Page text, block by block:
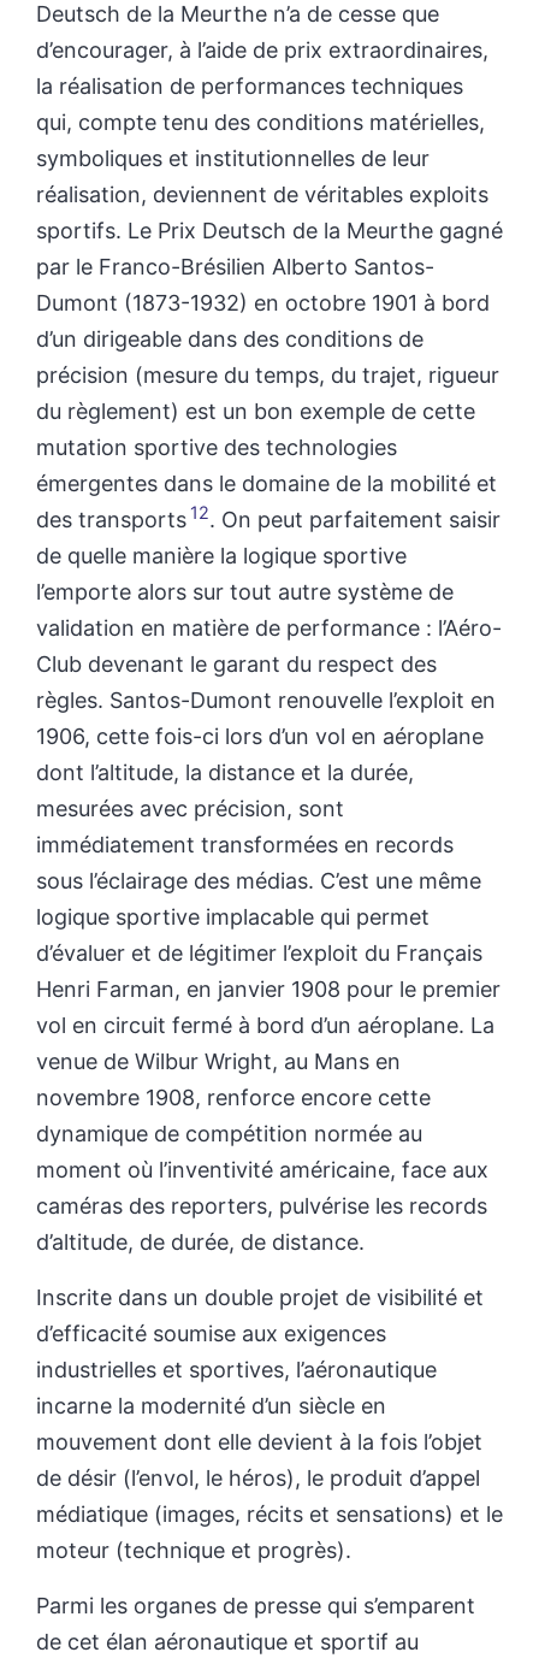
Deutsch de la Meurthe n’a de cesse que
d’encourager, à l’aide de prix extraordinaires,
la réalisation de performances techniques
qui, compte tenu des conditions matérielles,
symboliques et institutionnelles de leur
réalisation, deviennent de véritables exploits
sportifs. Le Prix Deutsch de la Meurthe gagné
par le Franco-Brésilien Alberto Santos-
Dumont (1873-1932) en octobre 1901 à bord
d’un dirigeable dans des conditions de
précision (mesure du temps, du trajet, rigueur
du règlement) est un bon exemple de cette
mutation sportive des technologies
émergentes dans le domaine de la mobilité et
des transports 12. On peut parfaitement saisir
de quelle manière la logique sportive
l’emporte alors sur tout autre système de
validation en matière de performance : l’Aéro-
Club devenant le garant du respect des
règles. Santos-Dumont renouvelle l’exploit en
1906, cette fois-ci lors d’un vol en aéroplane
dont l’altitude, la distance et la durée,
mesurées avec précision, sont
immédiatement transformées en records
sous l’éclairage des médias. C’est une même
logique sportive implacable qui permet
d’évaluer et de légitimer l’exploit du Français
Henri Farman, en janvier 1908 pour le premier
vol en circuit fermé à bord d’un aéroplane. La
venue de Wilbur Wright, au Mans en
novembre 1908, renforce encore cette
dynamique de compétition normée au
moment où l’inventivité américaine, face aux
caméras des reporters, pulvérise les records
d’altitude, de durée, de distance.
Inscrite dans un double projet de visibilité et
d’efficacité soumise aux exigences
industrielles et sportives, l’aéronautique
incarne la modernité d’un siècle en
mouvement dont elle devient à la fois l’objet
de désir (l’envol, le héros), le produit d’appel
médiatique (images, récits et sensations) et le
moteur (technique et progrès).
Parmi les organes de presse qui s’emparent
de cet élan aéronautique et sportif au